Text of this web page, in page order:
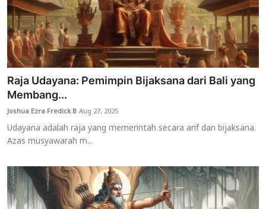
Raja Udayana: Pemimpin Bijaksana dari Bali yang
Membang...
Joshua Ezra Fredick BAug 27, 2025
Udayana adalah raja yang memerintah secara arif dan bijaksana.
Azas musyawarah m...